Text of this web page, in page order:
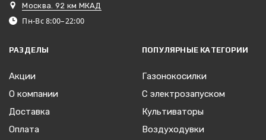
Москва. 92 км МКАД
Пн-Вс 8:00–22:00
РАЗДЕЛЫ
Акции
О компании
Доставка
Оплата
ПОПУЛЯРНЫЕ КАТЕГОРИИ
Газонокосилки
С электрозапуском
Культиваторы
Воздуходувки